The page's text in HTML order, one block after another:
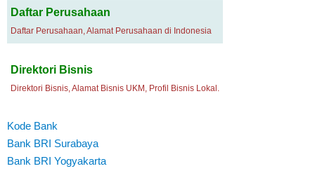
Daftar Perusahaan
Daftar Perusahaan, Alamat Perusahaan di Indonesia
Direktori Bisnis
Direktori Bisnis, Alamat Bisnis UKM, Profil Bisnis Lokal.
Kode Bank
Bank BRI Surabaya
Bank BRI Yogyakarta